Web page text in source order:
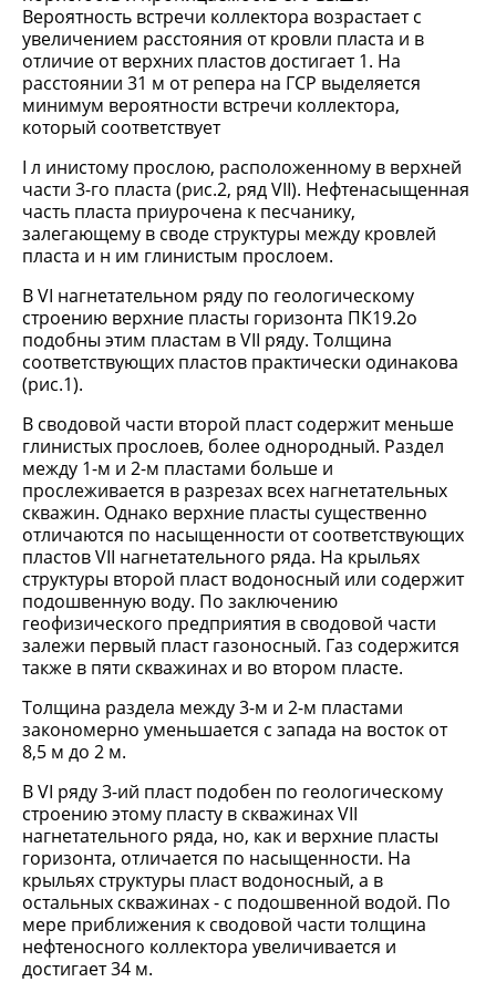
Вероятность встречи коллектора возрастает с
увеличением расстояния от кровли пласта и в
отличие от верхних пластов достигает 1. На
расстоянии 31 м от репера на ГСР выделяется
минимум вероятности встречи коллектора,
который соответствует
I л инистому прослою, расположенному в верхней
части 3-го пласта (рис.2, ряд VII). Нефтенасыщенная
часть пласта приурочена к песчанику,
залегающему в своде структуры между кровлей
пласта и н им глинистым прослоем.
В VI нагнетательном ряду по геологическому
строению верхние пласты горизонта ПК19.2о
подобны этим пластам в VII ряду. Толщина
соответствующих пластов практически одинакова
(рис.1).
В сводовой части второй пласт содержит меньше
глинистых прослоев, более однородный. Раздел
между 1-м и 2-м пластами больше и
прослеживается в разрезах всех нагнетательных
скважин. Однако верхние пласты существенно
отличаются по насыщенности от соответствующих
пластов VII нагнетательного ряда. На крыльях
структуры второй пласт водоносный или содержит
подошвенную воду. По заключению
геофизического предприятия в сводовой части
залежи первый пласт газоносный. Газ содержится
также в пяти скважинах и во втором пласте.
Толщина раздела между 3-м и 2-м пластами
закономерно уменьшается с запада на восток от
8,5 м до 2 м.
В VI ряду 3-ий пласт подобен по геологическому
строению этому пласту в скважинах VII
нагнетательного ряда, но, как и верхние пласты
горизонта, отличается по насыщенности. На
крыльях структуры пласт водоносный, а в
остальных скважинах - с подошвенной водой. По
мере приближения к сводовой части толщина
нефтеносного коллектора увеличивается и
достигает 34 м.